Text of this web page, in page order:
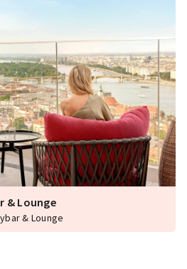
& Lounge
& Lounge